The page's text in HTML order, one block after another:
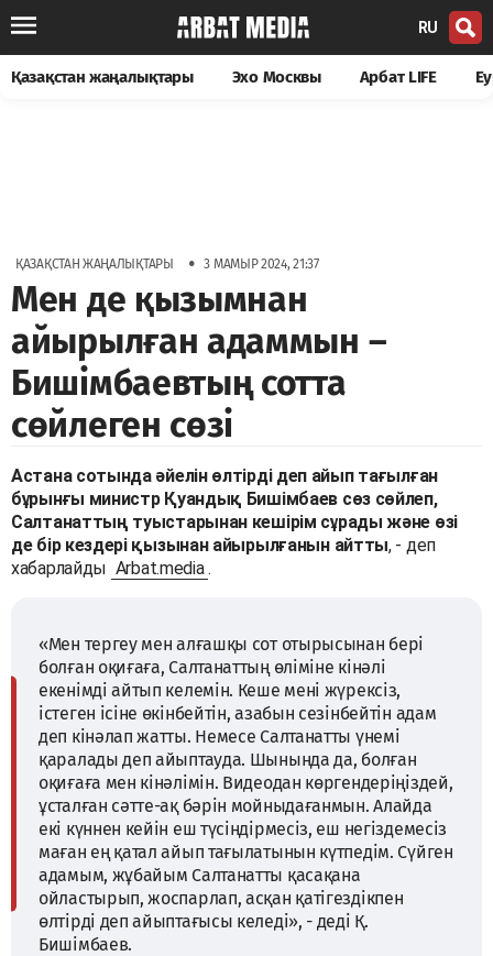
RU
Қазақстан жаңалықтары Эхо Москвы Арбат LIFE
ҚАЗАҚСТАН ЖАҢАЛЫҚТАРЫ • 3 МАМЫР 2024, 21:37
Мен де қызымнан
айырылған адаммын –
Бишімбаевтың сотта
сөйлеген сөзі
Астана сотында әйелін өлтірді деп айып тағылған
бұрынғы министр Қуандық Бишімбаев сөз сөйлеп,
Салтанаттың туыстарынан кешірім сұрады және өзі
де бір кездері қызынан айырылғанын айтты, - деп
хабарлайды Arbat.media .
«Мен тергеу мен алғашқы сот отырысынан бері
болған оқиғаға, Салтанаттың өліміне кінәлі
екенімді айтып келемін. Кеше мені жүрексіз,
істеген ісіне өкінбейтін, азабын сезінбейтін адам
деп кінәлап жатты. Немесе Салтанатты үнемі
қаралады деп айыптауда. Шынында да, болған
оқиғаға мен кінәлімін. Видеодан көргендеріңіздей,
ұсталған сәтте-ақ бәрін мойныдағанмын. Алайда
екі күннен кейін еш түсіндірмесіз, еш негіздемесіз
маған ең қатал айып тағылатынын күтпедім. Сүйген
адамым, жұбайым Салтанатты қасақана
ойластырып, жоспарлап, асқан қатігездікпен
өлтірді деп айыптағысы келеді», - деді Қ.
Бишімбаев.